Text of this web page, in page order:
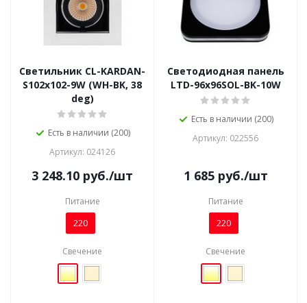
Светильник CL-KARDAN-
S102x102-9W (WH-BK, 38
deg)
Есть в наличии (200)
Артикул: 024126
3 248.10 руб./шт
Питание
220
Свечение
Светодиодная панель
LTD-96x96SOL-BK-10W
Есть в наличии (200)
Артикул: 022556
1 685руб./шт
Питание
220
Свечение